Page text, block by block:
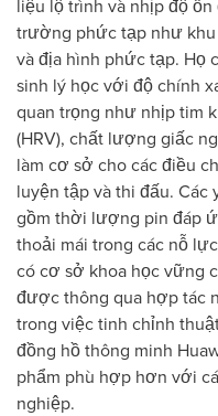
liệu lộ trình và nhịp độ
trường phức tạp như
và địa hình phức tạp. Họ
sinh lý học với độ chính
quan trọng như nhịp tim
(HRV), chất lượng giấc
làm cơ sở cho các điều
luyện tập và thi đấu. Các
gồm thời lượng pin đáp
thoải mái trong các nỗ
có cơ sở khoa học vững
được thông qua hợp tác
trong việc tinh chỉnh
đồng hồ thông minh
phẩm phù hợp hơn với
nghiệp.